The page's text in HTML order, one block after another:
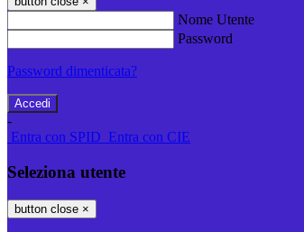
Nome Utente
Password
Password dimenticata?
-
Entra con SPID Entra con CIE
Seleziona utente
button close ×